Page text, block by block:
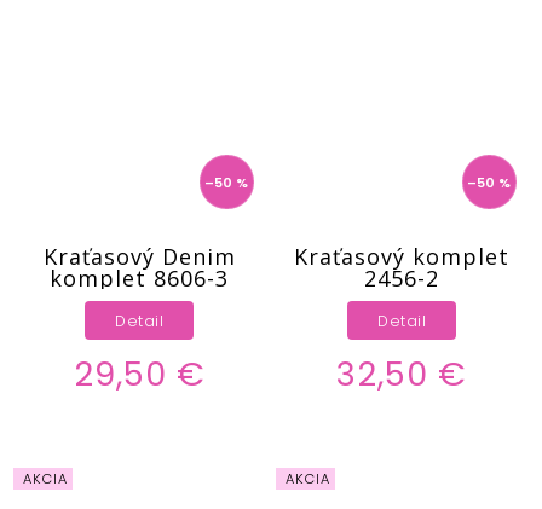
–50 %
Kraťasový Denim
komplet 8606-3
29,50 €
Detail
–50 %
Kraťasový komplet
2456-2
32,50 €
Detail
AKCIA AKCIA